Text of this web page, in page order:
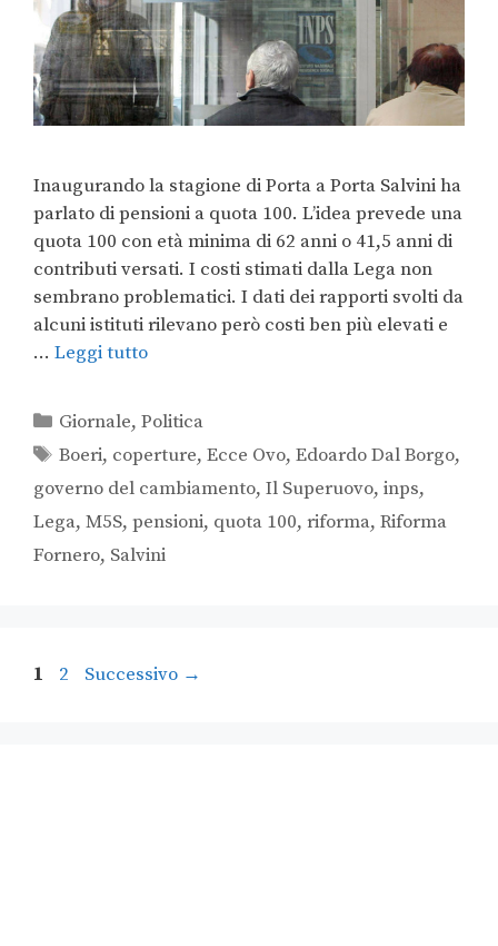
Inaugurando la stagione di Porta a Porta Salvini ha
parlato di pensioni a quota 100. L’idea prevede una
quota 100 con età minima di 62 anni o 41,5 anni di
contributi versati. I costi stimati dalla Lega non
sembrano problematici. I dati dei rapporti svolti da
alcuni istituti rilevano però costi ben più elevati e
… Leggi tutto
Giornale,Politica
Boeri, coperture,Ecce Ovo,Edoardo Dal Borgo,
governo del cambiamento, Il Superuovo, inps,
Lega, M5S, pensioni, quota 100, riforma, Riforma
Fornero, Salvini
1 2 Successivo →